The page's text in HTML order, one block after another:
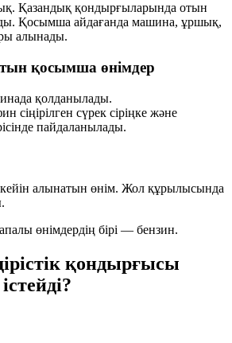
Қазандық қондырғыларында отын
Қосымша айдағанда машина, ұршық,
алынады.
қосымша өнімдер
қолданылады.
сіңірілген сүрек сіріңке және
пайдаланылады.
алынатын өнім. Жол құрылысында
өнімдердің бірі — бензин.
қондырғысы